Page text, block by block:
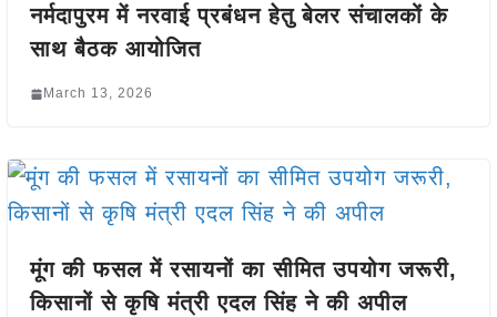
नर्मदापुरम में नरवाई प्रबंधन हेतु बेलर संचालकों के
साथ बैठक आयोजित
March 13, 2026
मूंग की फसल में रसायनों का सीमित उपयोग जरूरी,
किसानों से कृषि मंत्री एदल सिंह ने की अपील